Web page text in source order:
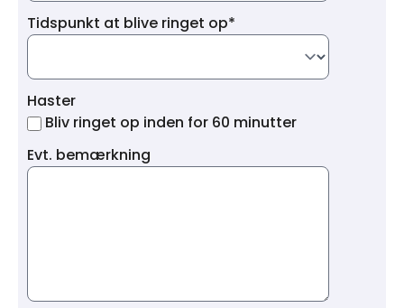
Tidspunkt at blive ringet op*
Haster
Bliv ringet op inden for 60 minutter
Evt. bemærkning